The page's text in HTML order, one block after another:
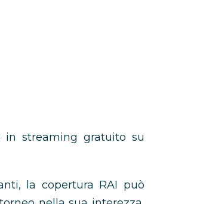
in streaming gratuito su
la copertura RAI può